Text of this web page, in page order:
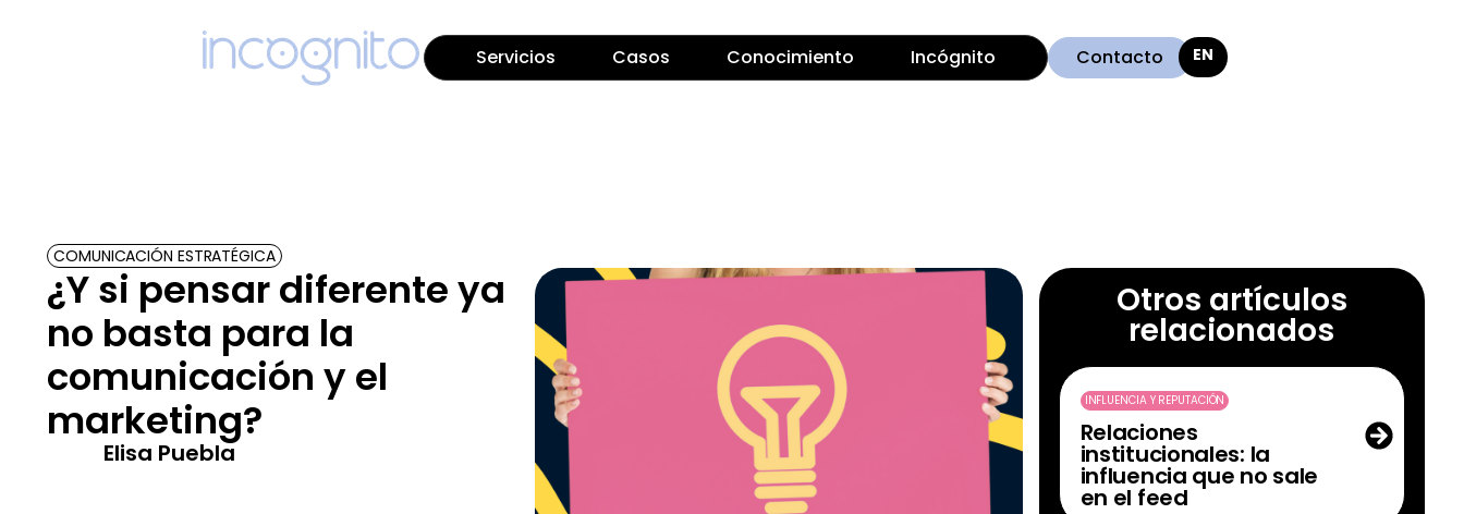
Servicios Casos Conocimiento Incógnito Contacto
COMUNICACIÓN ESTRATÉGICA
¿Y si pensar diferente ya
no basta para la
comunicación y el
marketing?
Elisa Puebla
Otros artículos
relacionados
INFLUENCIA Y REPUTACIÓN
Relaciones
institucionales: la
influencia que no sale
en el feed